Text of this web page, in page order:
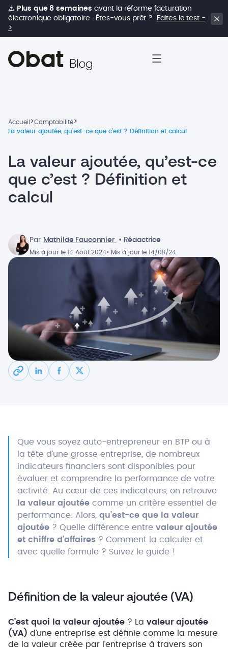
⚠️ Plus que 8 semaines avant la réforme facturation
électronique obligatoire : Êtes-vous prêt ?
Faites le test -
>
Accueil >Comptabilité>
La valeur ajoutée, qu’est-ce que c’est ? Définition et calcul
La valeur ajoutée, qu’est-ce
que c’est ? Définition et
calcul
Par Mathilde Fauconnier • Rédactrice
Mis à jour le 14 Août 2024• Mis à jour le 14/08/24
Que vous soyez auto-entrepreneur en BTP ou à
la tête d’une grosse entreprise, de nombreux
indicateurs financiers sont disponibles pour
évaluer et comprendre la performance de votre
activité. Au cœur de ces indicateurs, on retrouve
la valeur ajoutée comme un critère essentiel de
performance. Alors, qu’est-ce que la valeur
ajoutée ? Quelle différence entre valeur ajoutée
et chiffre d’affaires ? Comment la calculer et
avec quelle formule ? Suivez le guide !
Définition de la valeur ajoutée (VA)
C’est quoi la valeur ajoutée ? La valeur ajoutée
(VA) d’une entreprise est définie comme la mesure
de la valeur créée par l’entreprise à travers son